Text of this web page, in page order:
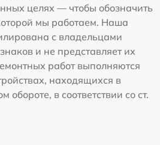
целях — чтобы обозначить
мы работаем. Наша
с владельцами
и не представляет их
работ выполняются
находящихся в
в соответствии со ст.